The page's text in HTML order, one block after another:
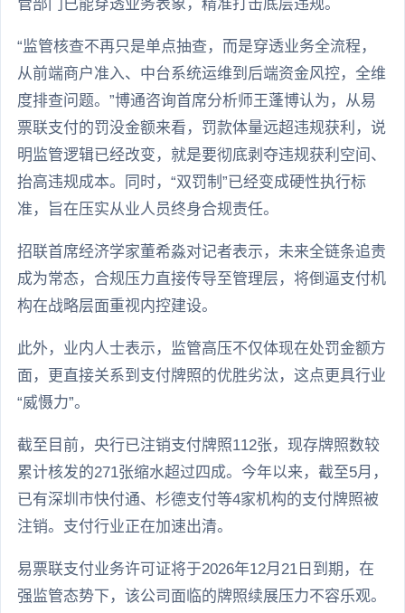
管部门已能穿透业务表象，精准打击底层违规。
“监管核查不再只是单点抽查，而是穿透业务全流程，
从前端商户准入、中台系统运维到后端资金风控，全维
度排查问题。”博通咨询首席分析师王蓬博认为，从易
票联支付的罚没金额来看，罚款体量远超违规获利，说
明监管逻辑已经改变，就是要彻底剥夺违规获利空间、
抬高违规成本。同时，“双罚制”已经变成硬性执行标
准，旨在压实从业人员终身合规责任。
招联首席经济学家董希淼对记者表示，未来全链条追责
成为常态，合规压力直接传导至管理层，将倒逼支付机
构在战略层面重视内控建设。
此外，业内人士表示，监管高压不仅体现在处罚金额方
面，更直接关系到支付牌照的优胜劣汰，这点更具行业
“威慑力”。
截至目前，央行已注销支付牌照112张，现存牌照数较
累计核发的271张缩水超过四成。今年以来，截至5月，
已有深圳市快付通、杉德支付等4家机构的支付牌照被
注销。支付行业正在加速出清。
易票联支付业务许可证将于2026年12月21日到期，在
强监管态势下，该公司面临的牌照续展压力不容乐观。